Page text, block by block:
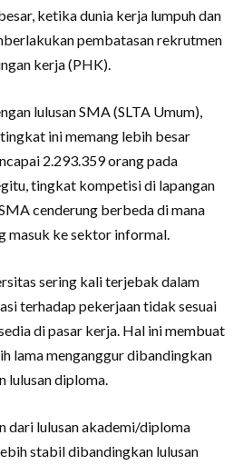
ketika dunia kerja lumpuh dan
pembatasan rekrutmen
kerja (PHK).
lulusan SMA (SLTA Umum),
ini memang lebih besar
2.293.359 orang pada
tingkat kompetisi di lapangan
cenderung berbeda di mana
masuk ke sektor informal.
sering kali terjebak dalam
terhadap pekerjaan tidak sesuai
di pasar kerja. Hal ini membuat
lama menganggur dibandingkan
lulusan diploma.
dari lulusan akademi/diploma
stabil dibandingkan lulusan